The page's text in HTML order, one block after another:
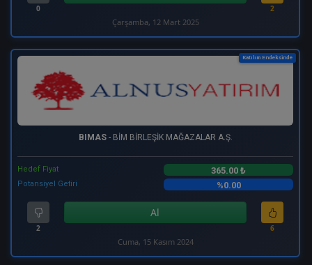
0 2
Çarşamba, 12 Mart 2025
Katılım Endeksinde
BIMAS- BİM BİRLEŞİK MAĞAZALAR A.Ş.
Hedef Fiyat 365.00 ₺
Potansiyel Getiri %0.00
2
Al
6
Cuma, 15 Kasım 2024